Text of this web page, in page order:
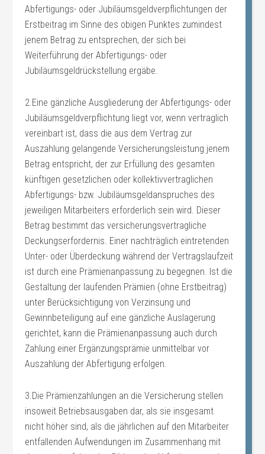
Abfertigungs- oder Jubiläumsgeldverpflichtungen der
Erstbeitrag im Sinne des obigen Punktes zumindest
jenem Betrag zu entsprechen, der sich bei
Weiterführung der Abfertigungs- oder
Jubiläumsgeldrückstellung ergäbe.
2.Eine gänzliche Ausgliederung der Abfertigungs- oder
Jubiläumsgeldverpflichtung liegt vor, wenn vertraglich
vereinbart ist, dass die aus dem Vertrag zur
Auszahlung gelangende Versicherungsleistung jenem
Betrag entspricht, der zur Erfüllung des gesamten
künftigen gesetzlichen oder kollektivvertraglichen
Abfertigungs- bzw. Jubiläumsgeldanspruches des
jeweiligen Mitarbeiters erforderlich sein wird. Dieser
Betrag bestimmt das versicherungsvertragliche
Deckungserfordernis. Einer nachträglich eintretenden
Unter- oder Überdeckung während der Vertragslaufzeit
ist durch eine Prämienanpassung zu begegnen. Ist die
Gestaltung der laufenden Prämien (ohne Erstbeitrag)
unter Berücksichtigung von Verzinsung und
Gewinnbeteiligung auf eine gänzliche Auslagerung
gerichtet, kann die Prämienanpassung auch durch
Zahlung einer Ergänzungsprämie unmittelbar vor
Auszahlung der Abfertigung erfolgen.
3.Die Prämienzahlungen an die Versicherung stellen
insoweit Betriebsausgaben dar, als sie insgesamt
nicht höher sind, als die jährlichen auf den Mitarbeiter
entfallenden Aufwendungen im Zusammenhang mit